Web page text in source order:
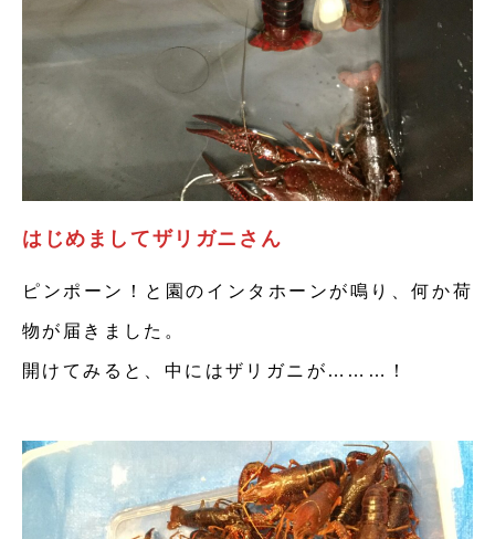
はじめましてザリガニさん
ピンポーン！と園のインタホーンが鳴り、何か荷
物が届きました。
開けてみると、中にはザリガニが………！